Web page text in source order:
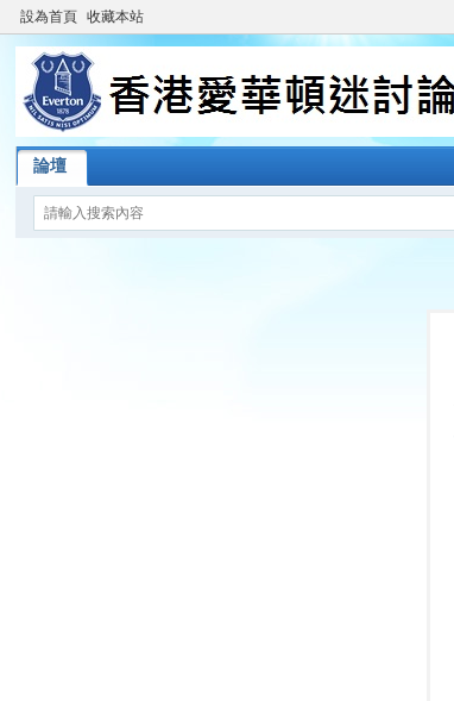
設為首頁 收藏本站
論壇